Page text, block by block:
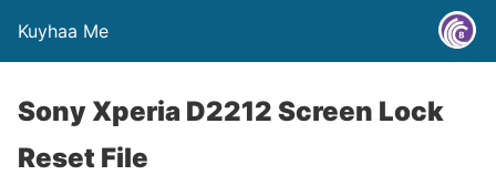
Kuyhaa Me
Sony Xperia D2212 Screen Lock
Reset File